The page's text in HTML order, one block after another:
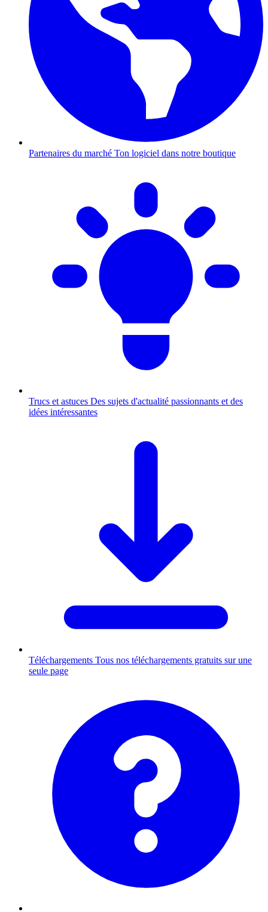
Partenaires du marché Ton logiciel dans notre boutique
Trucs et astuces Des sujets d'actualité passionnants et des
idées intéressantes
Téléchargements Tous nos téléchargements gratuits sur une
seule page